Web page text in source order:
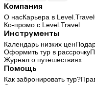
Компания
О насКарьера в Level.Travel
Ко-промо с Level.Travel
Инструменты
Календарь низких цен
Оформить тур в рассрочку
Журнал о путешествиях
Помощь
Как забронировать тур?